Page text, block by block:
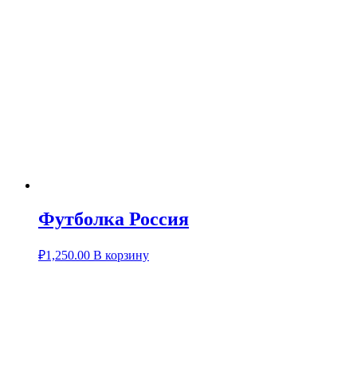
Футболка Россия
₽1,250.00 В корзину